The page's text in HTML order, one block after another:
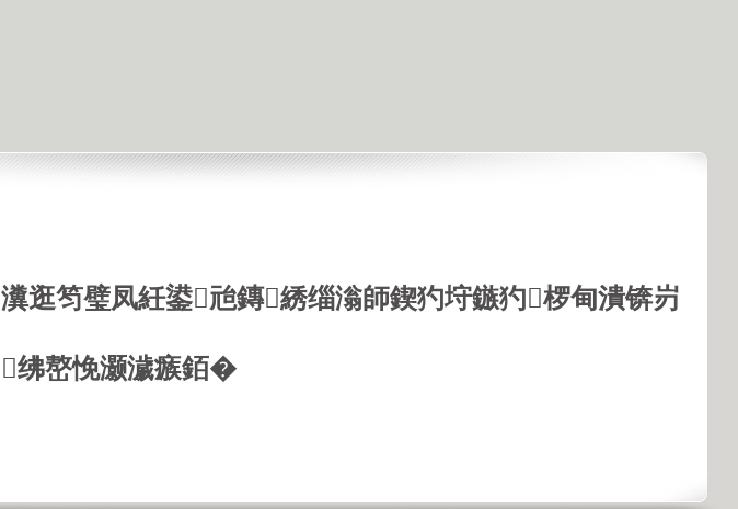
瀵逛笉璧凤紝鍙兘鏄綉缁滃師鍥犳垨鏃犳椤甸潰锛岃
绋嶅悗灏濊瘯銆�